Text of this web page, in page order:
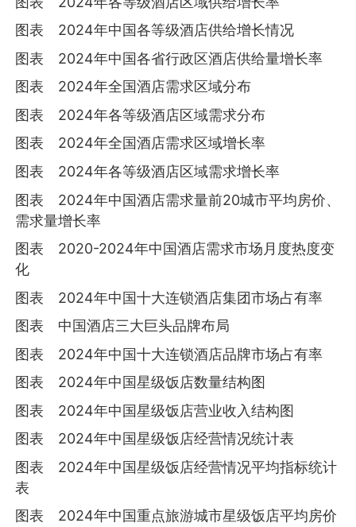
图表 2024年中国各等级酒店供给增长情况
图表 2024年中国各省行政区酒店供给量增长率
图表 2024年全国酒店需求区域分布
图表 2024年各等级酒店区域需求分布
图表 2024年全国酒店需求区域增长率
图表 2024年各等级酒店区域需求增长率
图表 2024年中国酒店需求量前20城市平均房价、
需求量增长率
图表 2020-2024年中国酒店需求市场月度热度变
化
图表 2024年中国十大连锁酒店集团市场占有率
图表 中国酒店三大巨头品牌布局
图表 2024年中国十大连锁酒店品牌市场占有率
图表 2024年中国星级饭店数量结构图
图表 2024年中国星级饭店营业收入结构图
图表 2024年中国星级饭店经营情况统计表
图表 2024年中国星级饭店经营情况平均指标统计
表
图表 2024年中国重点旅游城市星级饭店平均房价